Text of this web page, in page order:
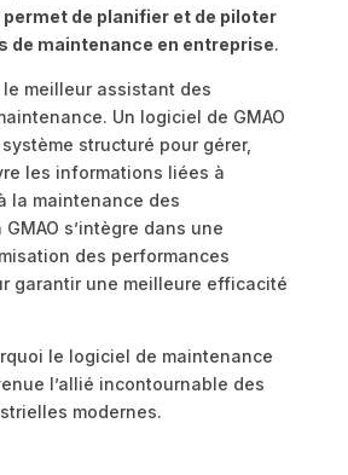
permet de planifier et de piloter
de maintenance en entreprise.
le meilleur assistant des
Un logiciel de GMAO
structuré pour gérer,
les informations liées à
la maintenance des
s’intègre dans une
des performances
garantir une meilleure efficacité
le logiciel de maintenance
l’allié incontournable des
modernes.